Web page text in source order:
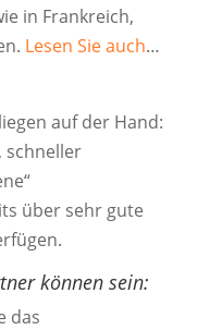
in Frankreich,
Lesen Sie auch…
auf der Hand:
schneller
über sehr gute
können sein:
das